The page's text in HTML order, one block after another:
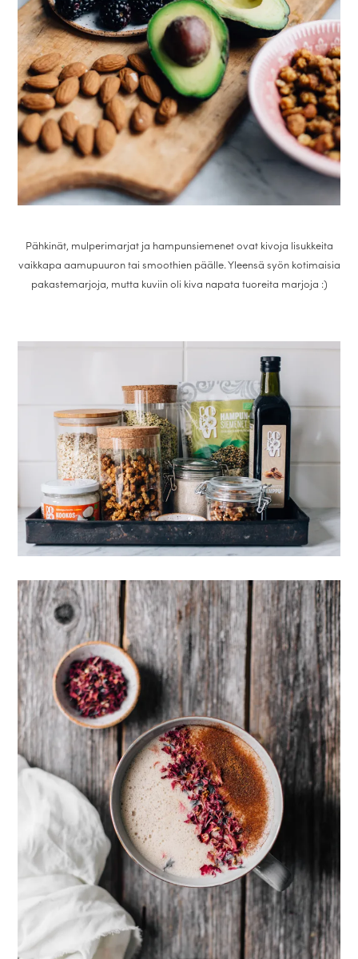
Pähkinät, mulperimarjat ja hampunsiemenet ovat kivoja lisukkeita
vaikkapa aamupuuron tai smoothien päälle. Yleensä syön kotimaisia
pakastemarjoja, mutta kuviin oli kiva napata tuoreita marjoja :)